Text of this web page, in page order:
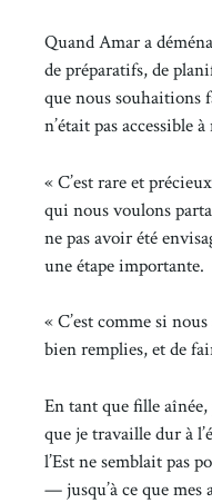
Quand Amar a
de préparatifs, de
que nous souhaitions
n’était pas accessible
« C’est rare et
qui nous voulons
ne pas avoir été
une étape importante.
« C’est comme si
bien remplies, et de
En tant que fille
que je travaille dur à
l’Est ne semblait pas
— jusqu’à ce que mes